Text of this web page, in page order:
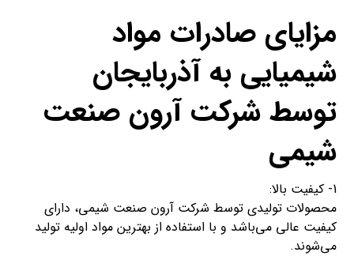
مزایای صادرات مواد
شیمیایی به آذربایجان
توسط شرکت آرون صنعت
شیمی
1- کیفیت بالا:
محصولات تولیدی توسط شرکت آرون صنعت شیمی، دارای
کیفیت عالی می‌باشد و با استفاده از بهترین مواد اولیه تولید
می‌شوند.